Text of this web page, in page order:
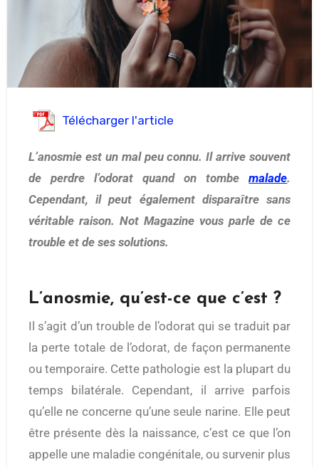
Télécharger l'article
L’anosmie est un mal peu connu. Il arrive souvent
de perdre l’odorat quand on tombemalade.
Cependant, il peut également disparaître sans
véritable raison. Not Magazine vous parle de ce
trouble et de ses solutions.
L’anosmie, qu’est-ce que c’est ?
Il s’agit d’un trouble de l’odorat qui se traduit par
la perte totale de l’odorat, de façon permanente
ou temporaire. Cette pathologie est la plupart du
temps bilatérale. Cependant, il arrive parfois
qu’elle ne concerne qu’une seule narine. Elle peut
être présente dès la naissance, c’est ce que l’on
appelle une maladie congénitale, ou survenir plus